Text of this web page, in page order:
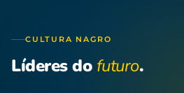
CULTURA NAGRO
Líderes do futuro.